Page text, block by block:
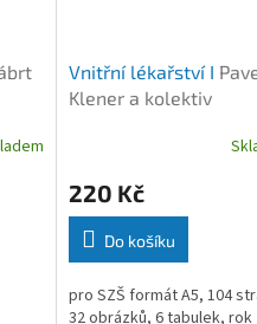
Vnitřní lékařství I
Klener a kolektiv
220 Kč
Do košíku
pro SZŠ formát A5, 104
32 obrázků, 6 tabulek, rok